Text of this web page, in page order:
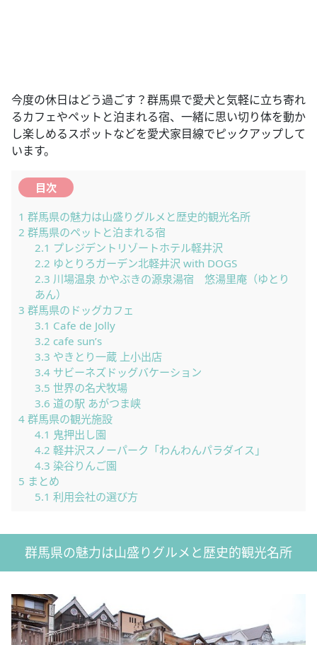
今度の休日はどう過ごす？群馬県で愛犬と気軽に立ち寄れ
るカフェやペットと泊まれる宿、一緒に思い切り体を動か
し楽しめるスポットなどを愛犬家目線でピックアップして
います。
目次
1 群馬県の魅力は山盛りグルメと歴史的観光名所
2 群馬県のペットと泊まれる宿
2.1 プレジデントリゾートホテル軽井沢
2.2 ゆとりろガーデン北軽井沢 with DOGS
2.3 川場温泉 かやぶきの源泉湯宿 悠湯里庵（ゆとり
あん）
3 群馬県のドッグカフェ
3.1 Cafe de Jolly
3.2 cafe sun’s
3.3 やきとり一蔵 上小出店
3.4サビーネズドッグバケーション
3.5 世界の名犬牧場
3.6 道の駅 あがつま峡
4 群馬県の観光施設
4.1 鬼押出し園
4.2 軽井沢スノーパーク「わんわんパラダイス」
4.3 染谷りんご園
5 まとめ
5.1 利用会社の選び方
群馬県の魅力は山盛りグルメと歴史的観光名所